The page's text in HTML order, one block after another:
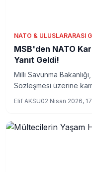
NATO & ULUSLARARASI
MSB'den NATO
Yanıt Geldi!
Milli Savunma
Sözleşmesi üzerine
Elif AKSU02 Nisan 2026,